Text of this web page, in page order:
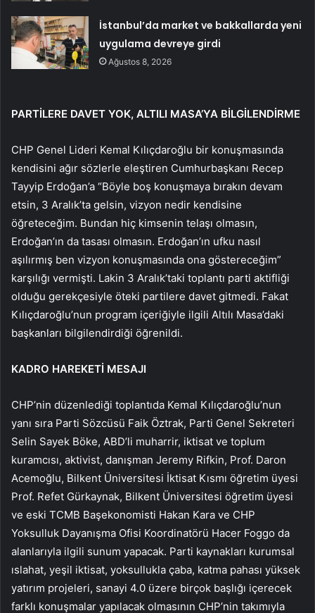
İstanbul’da market ve bakkallarda yeni
uygulama devreye girdi
Ağustos 8, 2026
PARTİLERE DAVET YOK, ALTILI MASA’YA BİLGİLENDİRME
CHP Genel Lideri Kemal Kılıçdaroğlu bir konuşmasında
kendisini ağır sözlerle eleştiren Cumhurbaşkanı Recep
Tayyip Erdoğan’a “Böyle boş konuşmaya bırakın devam
etsin, 3 Aralık’ta gelsin, vizyon nedir kendisine
öğreteceğim. Bundan hiç kimsenin telaşı olmasın,
Erdoğan’ın da tasası olmasın. Erdoğan’ın ufku nasıl
aşılırmış ben vizyon konuşmasında ona göstereceğim”
karşılığı vermişti. Lakin 3 Aralık’taki toplantı parti aktifliği
olduğu gerekçesiyle öteki partilere davet gitmedi. Fakat
Kılıçdaroğlu’nun program içeriğiyle ilgili Altılı Masa’daki
başkanları bilgilendirdiği öğrenildi.
KADRO HAREKETİ MESAJI
CHP’nin düzenlediği toplantıda Kemal Kılıçdaroğlu’nun
yanı sıra Parti Sözcüsü Faik Öztrak, Parti Genel Sekreteri
Selin Sayek Böke, ABD’li muharrir, iktisat ve toplum
kuramcısı, aktivist, danışman Jeremy Rifkin, Prof. Daron
Acemoğlu, Bilkent Üniversitesi İktisat Kısmı öğretim üyesi
Prof. Refet Gürkaynak, Bilkent Üniversitesi öğretim üyesi
ve eski TCMB Başekonomisti Hakan Kara ve CHP
Yoksulluk Dayanışma Ofisi Koordinatörü Hacer Foggo da
alanlarıyla ilgili sunum yapacak. Parti kaynakları kurumsal
ıslahat, yeşil iktisat, yoksullukla çaba, katma pahası yüksek
yatırım projeleri, sanayi 4.0 üzere birçok başlığı içerecek
farklı konuşmalar yapılacak olmasının CHP’nin takımıyla